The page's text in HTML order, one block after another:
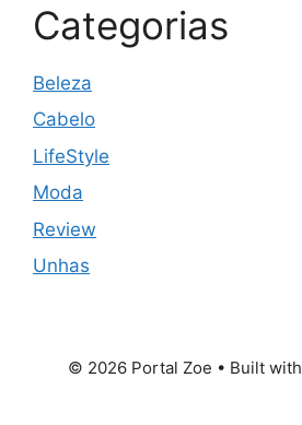
Categorias
Beleza
Cabelo
LifeStyle
Moda
Review
Unhas
© 2026 Portal Zoe • Built with